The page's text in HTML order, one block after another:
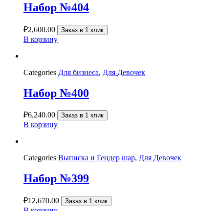
Набор №404
₽2,600.00 Заказ в 1 клик
В корзину
Categories Для бизнеса, Для Девочек
Набор №400
₽6,240.00 Заказ в 1 клик
В корзину
Categories Выписка и Гендер шар, Для Девочек
Набор №399
₽12,670.00 Заказ в 1 клик